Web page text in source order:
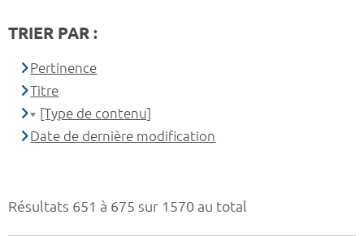
Résultats 651 à 675 sur 1570 au total
TRIER PAR :
Pertinence
Titre
[Type de contenu]
Date de dernière modification